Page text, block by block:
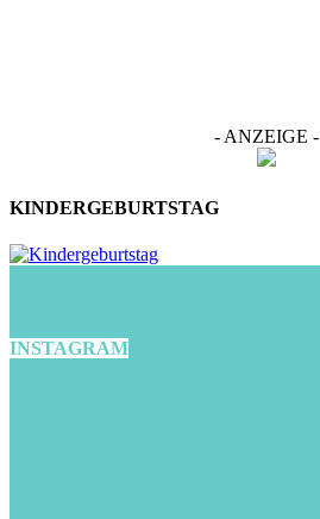
- ANZEIGE -
KINDERGEBURTSTAG
INSTAGRAM